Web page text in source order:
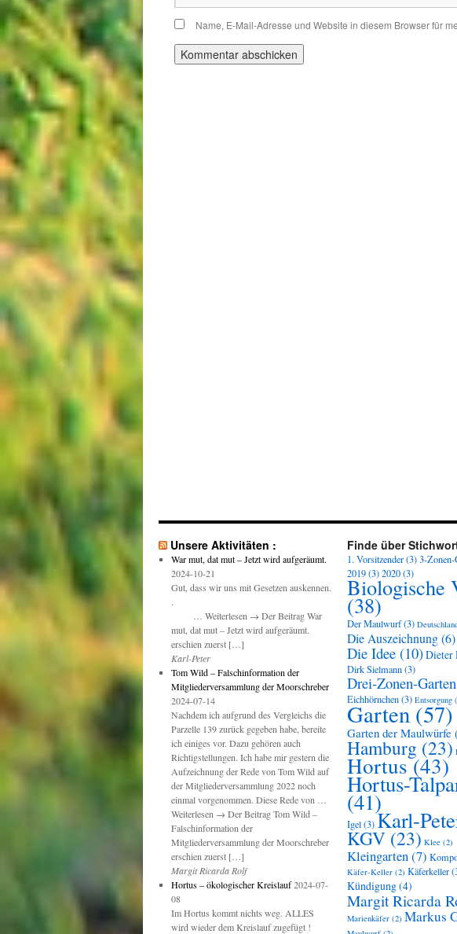
Name, E-Mail-Adresse und Website in diesem Browser für
Unsere Aktivitäten :
War mut, dat mut – Jetzt wird aufgeräumt.
2024-10-21
Gut, dass wir uns mit Gesetzen auskennen.
.
… Weiterlesen → Der Beitrag War
mut, dat mut – Jetzt wird aufgeräumt.
erschien zuerst […]
Karl-Peter
Tom Wild – Falschinformation der
Mitgliederversammlung der Moorschreber
2024-07-14
Nachdem ich aufgrund des Vergleichs die
Parzelle 139 zurück gegeben habe, bereite
ich einiges vor. Dazu gehören auch
Richtigstellungen. Ich habe mir gestern die
Aufzeichnung der Rede von Tom Wild auf
der Mitgliederversammlung 2022 noch
einmal vorgenommen. Diese Rede von …
Weiterlesen → Der Beitrag Tom Wild –
Falschinformation der
Mitgliederversammlung der Moorschreber
erschien zuerst […]
Margit Ricarda Rolf
Hortus – ökologischer Kreislauf 2024-07-
08
Im Hortus kommt nichts weg. ALLES
wird wieder dem Kreislauf zugefügt !
Finde über
1. Vorsitzender(3)3-Zonen-
2019(3)2020(3)
Biologische
(38)
Der Maulwurf(3)
Die Auszeichnung(6)
Die Idee (10)Dieter
Dirk Sielmann(3)
Drei-Zonen-Garten
Eichhörnchen(3) Entsorgung
Garten(57)
Garten der Maulwürfe
Hamburg (23)
Hortus(43)
Hortus-
(41)
Igel(3)Karl-
KGV (23) Klee (2)
Kleingarten(7)
Käfer-Keller (2) Käferkeller
Kündigung(4)
Margit Ricarda
Marienkäfer (2) Markus